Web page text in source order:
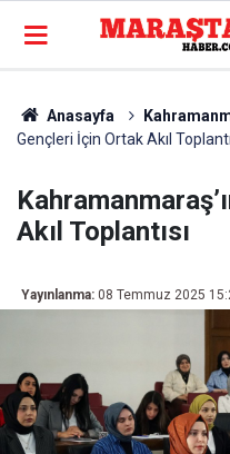
Anasayfa
Gençleri İçin Ortak Akıl
Akıl Toplantısı
Yayınlanma: 08 Temmuz 2025